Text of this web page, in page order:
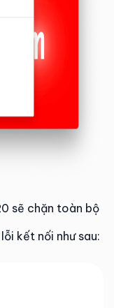
sẽ chặn toàn bộ
kết nối như sau: